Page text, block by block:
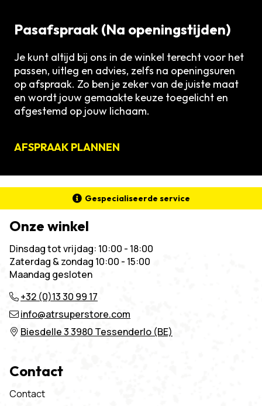
Pasafspraak (Na openingstijden)
Je kunt altijd bij ons in de winkel terecht voor het
passen, uitleg en advies, zelfs na openingsuren
op afspraak. Zo ben je zeker van de juiste maat
en wordt jouw gemaakte keuze toegelicht en
afgestemd op jouw lichaam.
AFSPRAAK PLANNEN
Gespecialiseerde service
Onze winkel
Dinsdag tot vrijdag: 10:00 - 18:00
Zaterdag & zondag 10:00 - 15:00
Maandag gesloten
+32 (0)13 30 99 17
info@atrsuperstore.com
Biesdelle 3 3980 Tessenderlo (BE)
Contact
Contact